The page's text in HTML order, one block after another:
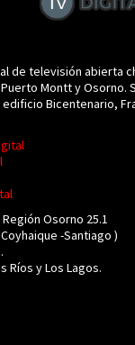
de televisión abierta
Montt y Osorno.
Bicentenario,
Región Osorno 25.1
Coyhaique -Santiago )
Ríos y Los Lagos.